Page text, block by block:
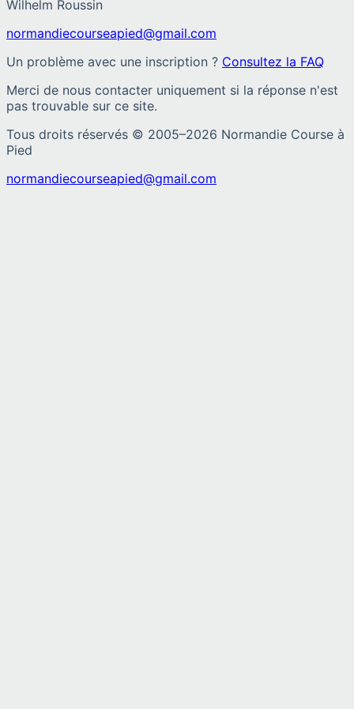
Wilhelm Roussin
normandiecourseapied@gmail.com
Un problème avec une inscription ? Consultez la FAQ
Merci de nous contacter uniquement si la réponse n'est
pas trouvable sur ce site.
Tous droits réservés © 2005–2026 Normandie Course à
Pied
normandiecourseapied@gmail.com